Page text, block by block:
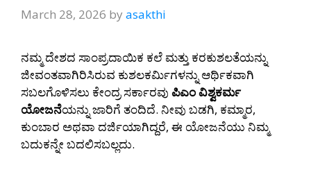
March 28, 2026 by asakthi
ನಮ್ಮ ದೇಶದ ಸಾಂಪ್ರದಾಯಿಕ ಕಲೆ ಮತ್ತು ಕರಕುಶಲತೆಯನ್ನು
ಜೀವಂತವಾಗಿರಿಸಿರುವ ಕುಶಲಕರ್ಮಿಗಳನ್ನು ಆರ್ಥಿಕವಾಗಿ
ಸಬಲಗೊಳಿಸಲು ಕೇಂದ್ರ ಸರ್ಕಾರವು ಪಿಎಂ ವಿಶ್ವಕರ್ಮ
ಯೋಜನೆಯನ್ನು ಜಾರಿಗೆ ತಂದಿದೆ. ನೀವು ಬಡಗಿ, ಕಮ್ಮಾರ,
ಕುಂಬಾರ ಅಥವಾ ದರ್ಜಿಯಾಗಿದ್ದರೆ, ಈ ಯೋಜನೆಯು ನಿಮ್ಮ
ಬದುಕನ್ನೇ ಬದಲಿಸಬಲ್ಲದು.